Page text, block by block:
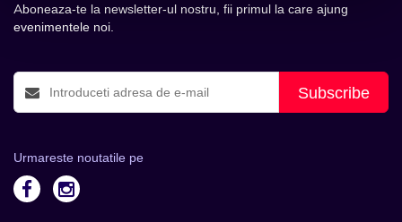
Aboneaza-te la newsletter-ul nostru, fii primul la care ajung
evenimentele noi.
Subscribe
Urmareste noutatile pe